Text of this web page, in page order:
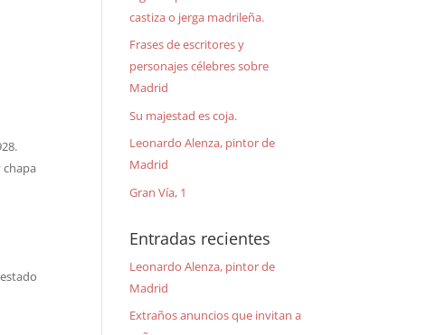
castiza o jerga madrileña.
Frases de escritores y
personajes célebres sobre
Madrid
Su majestad es coja.
Leonardo Alenza, pintor de
Madrid
Gran Vía, 1
Entradas recientes
Leonardo Alenza, pintor de
Madrid
Extraños anuncios que invitan a